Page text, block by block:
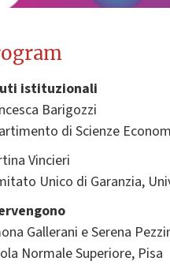
istituzionali
Barigozzi
di Scienze
Vincieri
Unico di Garanzia,
Gallerani e Serena
Normale Superiore, Pisa